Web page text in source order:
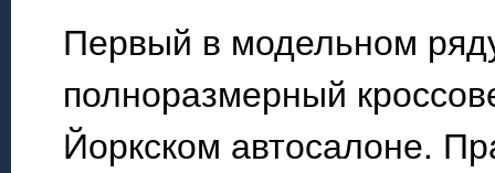
Первый в модельном
полноразмерный
Йоркском автосалоне.